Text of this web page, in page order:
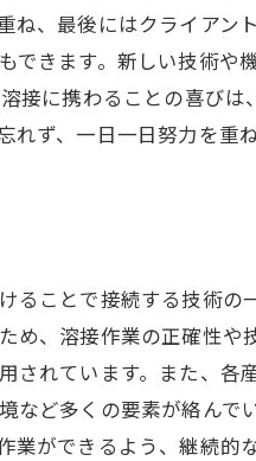
ね、最後にはクライア
できます。新しい技術
接に携わることの喜び
れず、一日一日努力を重
ることで接続する技術
め、溶接作業の正確性
されています。また、
など多くの要素が絡ん
業ができるよう、継続